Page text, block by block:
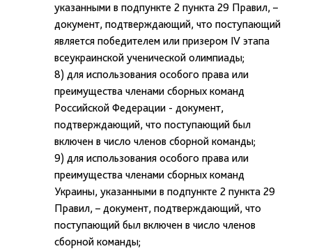
указанными в подпункте 2 пункта 29 Правил, –
документ, подтверждающий, что поступающий
является победителем или призером IV этапа
всеукраинской ученической олимпиады;
8) для использования особого права или
преимущества членами сборных команд
Российской Федерации - документ,
подтверждающий, что поступающий был
включен в число членов сборной команды;
9) для использования особого права или
преимущества членами сборных команд
Украины, указанными в подпункте 2 пункта 29
Правил, – документ, подтверждающий, что
поступающий был включен в число членов
сборной команды;